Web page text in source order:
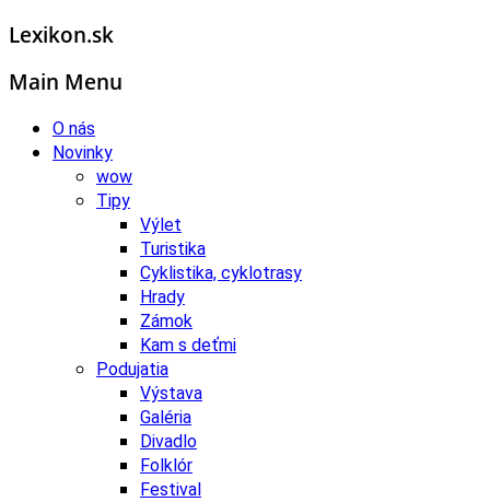
Lexikon.sk
Main Menu
O nás
Novinky
wow
Tipy
Výlet
Turistika
Cyklistika, cyklotrasy
Hrady
Zámok
Kam s deťmi
Podujatia
Výstava
Galéria
Divadlo
Folklór
Festival